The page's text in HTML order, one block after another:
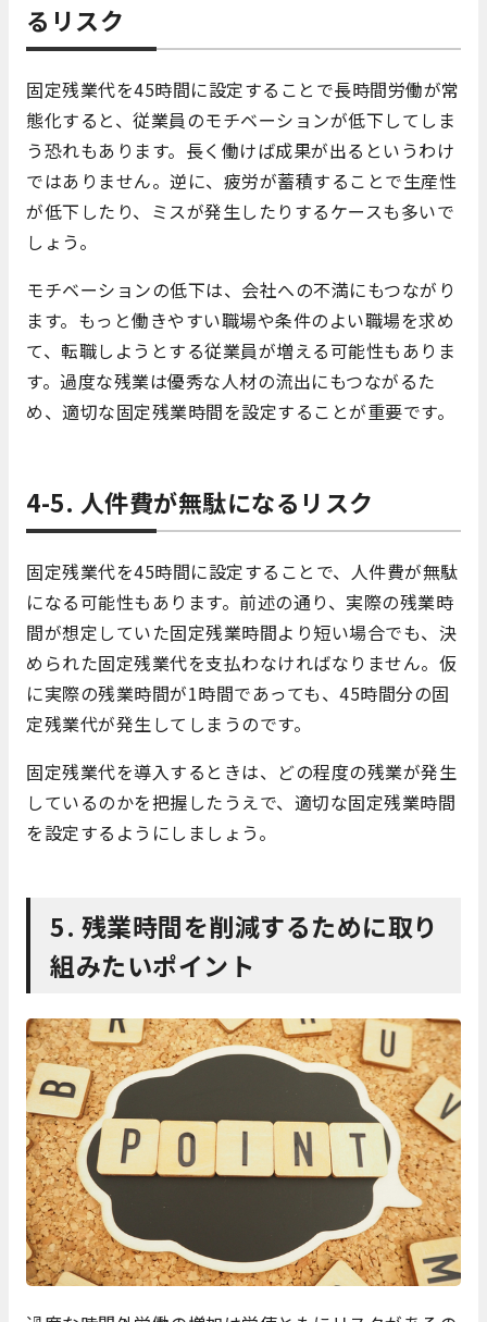
るリスク
固定残業代を45時間に設定することで長時間労働が常
態化すると、従業員のモチベーションが低下してしま
う恐れもあります。長く働けば成果が出るというわけ
ではありません。逆に、疲労が蓄積することで生産性
が低下したり、ミスが発生したりするケースも多いで
しょう。
モチベーションの低下は、会社への不満にもつながり
ます。もっと働きやすい職場や条件のよい職場を求め
て、転職しようとする従業員が増える可能性もありま
す。過度な残業は優秀な人材の流出にもつながるた
め、適切な固定残業時間を設定することが重要です。
4-5. 人件費が無駄になるリスク
固定残業代を45時間に設定することで、人件費が無駄
になる可能性もあります。前述の通り、実際の残業時
間が想定していた固定残業時間より短い場合でも、決
められた固定残業代を支払わなければなりません。仮
に実際の残業時間が1時間であっても、45時間分の固
定残業代が発生してしまうのです。
固定残業代を導入するときは、どの程度の残業が発生
しているのかを把握したうえで、適切な固定残業時間
を設定するようにしましょう。
5. 残業時間を削減するために取り
組みたいポイント